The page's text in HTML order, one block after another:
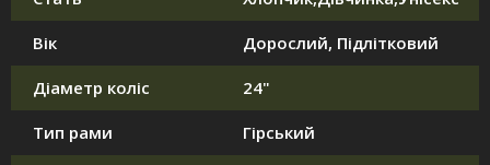
Вік Дорослий, Підлітковий
Діаметр коліс 24"
Тип рами Гірський